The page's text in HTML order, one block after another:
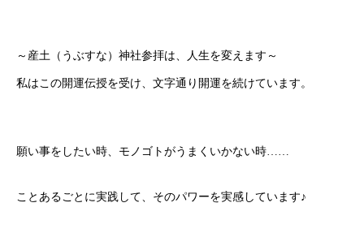
～産土（うぶすな）神社参拝は、人生を変えます～
私はこの開運伝授を受け、文字通り開運を続けています。
願い事をしたい時、モノゴトがうまくいかない時……
ことあるごとに実践して、そのパワーを実感しています♪